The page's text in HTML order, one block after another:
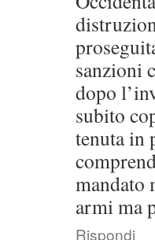
sanzioni
dopo
subito
tenuta in
mandato
armi ma
Rispondi